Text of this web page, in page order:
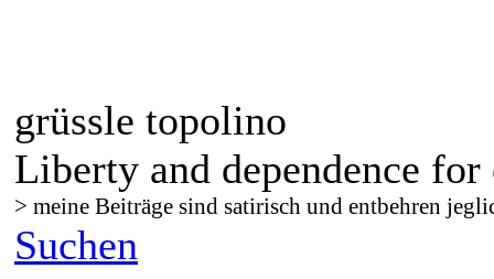
grüssle topolino
Liberty and dependence for
> meine Beiträge sind satirisch und entbehren
Suchen